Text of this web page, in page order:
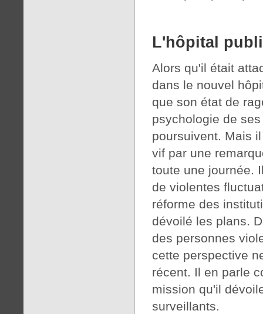
L'hôpital
Alors qu'il était
dans le nouvel
que son état de
psychologie de
poursuivent. Mais
vif par une
toute une journée.
de violentes
réforme des
dévoilé les plans.
des personnes
cette perspective
récent. Il en parle
mission qu'il
surveillants.